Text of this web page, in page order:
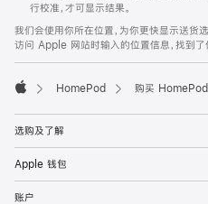
行校准，才可显示结果。
我们会使用你所在位置，为你更快显示送货
访问 Apple 网站时输入的位置信息，找到了
HomePod 购买
选购及了解
Apple 钱包
账户